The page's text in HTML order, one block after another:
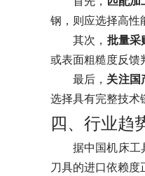
钢，则应选择高性
其次， 批量采
或表面粗糙度反馈
最后， 关注国
选择具有完整技术
四、行业趋
据中国机床工
刀具的进口依赖度